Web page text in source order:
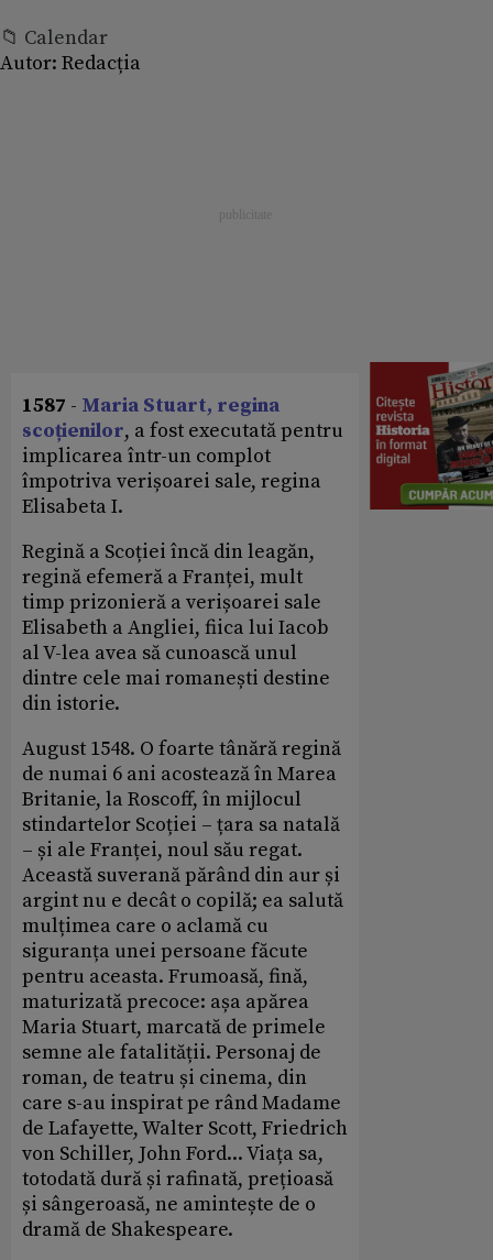
📁 Calendar
Autor: Redacția
1587 - Maria Stuart, regina
scoțienilor, a fost executată pentru
implicarea într-un complot
împotriva verișoarei sale, regina
Elisabeta I.
Regină a Scoției încă din leagăn,
regină efemeră a Franței, mult
timp prizonieră a verișoarei sale
Elisabeth a Angliei, fiica lui Iacob
al V-lea avea să cunoască unul
dintre cele mai romanești destine
din istorie.
August 1548. O foarte tânără regină
de numai 6 ani acostează în Marea
Britanie, la Roscoff, în mijlocul
stindartelor Scoției – țara sa natală
– și ale Franței, noul său regat.
Această suverană părând din aur și
argint nu e decât o copilă; ea salută
mulțimea care o aclamă cu
siguranța unei persoane făcute
pentru aceasta. Frumoasă, fină,
maturizată precoce: așa apărea
Maria Stuart, marcată de primele
semne ale fatalității. Personaj de
roman, de teatru și cinema, din
care s-au inspirat pe rând Madame
de Lafayette, Walter Scott, Friedrich
von Schiller, John Ford... Viața sa,
totodată dură și rafinată, prețioasă
și sângeroasă, ne amintește de o
dramă de Shakespeare.